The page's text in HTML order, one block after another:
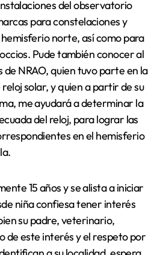
del observatorio
para constelaciones y
norte, así como para
Pude también conocer al
NRAO, quien tuvo parte en la
solar, y quien a partir de su
me ayudará a determinar la
del reloj, para lograr las
en el hemisferio
15 años y se alista a iniciar
niña confiesa tener interés
su padre, veterinario,
de este interés y el respeto por